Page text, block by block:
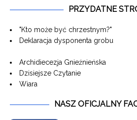
PRZYDATNE
"Kto może być chrzestnym?"
Deklaracja dysponenta grobu
Archidiecezja Gnieźnieńska
Dzisiejsze Czytanie
Wiara
NASZ OFICJALNY